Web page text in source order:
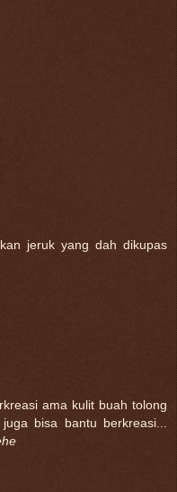
jeruk yang dah dikupas
ama kulit buah tolong
bisa bantu berkreasi...